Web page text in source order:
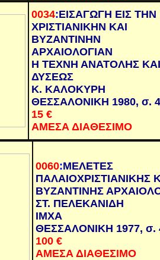
0034:ΕΙΣΑΓΩΓΗ ΕΙΣ ΤΗΝ
ΧΡΙΣΤΙΑΝΙΚΗΝ ΚΑΙ
ΒΥΖΑΝΤΙΝΗΝ
ΑΡΧΑΙΟΛΟΓΙΑΝ
Η ΤΕΧΝΗ ΑΝΑΤΟΛΗΣ ΚΑΙ
ΔΥΣΕΩΣ
Κ. ΚΑΛΟΚΥΡΗ
ΘΕΣΣΑΛΟΝΙΚΗ 1980, σ.
15€
ΑΜΕΣΑ ΔΙΑΘΕΣΙΜΟ
0060:ΜΕΛΕΤΕΣ
ΠΑΛΑΙΟΧΡΙΣΤΙΑΝΙΚΗΣ
ΒΥΖΑΝΤΙΝΗΣ
ΣΤ. ΠΕΛΕΚΑΝΙΔΗ
ΙΜΧΑ
ΘΕΣΣΑΛΟΝΙΚΗ 1977, σ.
100€
ΑΜΕΣΑ ΔΙΑΘΕΣΙΜΟ